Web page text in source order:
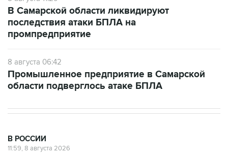
В Самарской области ликвидируют
последствия атаки БПЛА на
промпредприятие
8 августа 06:42
Промышленное предприятие в Самарской
области подверглось атаке БПЛА
В РОССИИ
11:59, 8 августа 2026